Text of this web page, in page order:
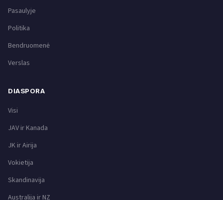
Pasaulyje
Politika
Bendruomenė
Verslas
DIASPORA
Visi
JAV ir Kanada
JK ir Airija
Vokietija
Skandinavija
Australija ir NZ